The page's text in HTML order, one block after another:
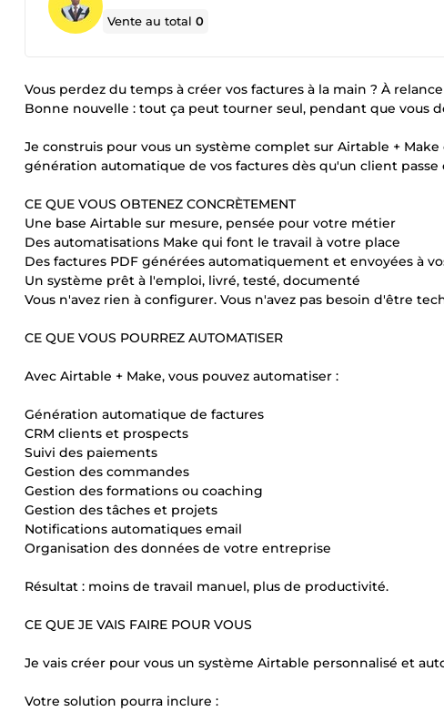
Vente au total0
Vous perdez du temps à créer vos factures à la main ? À
Bonne nouvelle : tout ça peut tourner seul, pendant que vous
Je construis pour vous un système complet sur Airtable +
génération automatique de vos factures dès qu'un client passe
CE QUE VOUS OBTENEZ CONCRÈTEMENT
Une base Airtable sur mesure, pensée pour votre métier
Des automatisations Make qui font le travail à votre place
Des factures PDF générées automatiquement et envoyées à
Un système prêt à l'emploi, livré, testé, documenté
Vous n'avez rien à configurer. Vous n'avez pas besoin d'être
CE QUE VOUS POURREZ AUTOMATISER
Avec Airtable + Make, vous pouvez automatiser :
Génération automatique de factures
CRM clients et prospects
Suivi des paiements
Gestion des commandes
Gestion des formations ou coaching
Gestion des tâches et projets
Notifications automatiques email
Organisation des données de votre entreprise
Résultat : moins de travail manuel, plus de productivité.
CE QUE JE VAIS FAIRE POUR VOUS
Je vais créer pour vous un système Airtable personnalisé et
Votre solution pourra inclure :